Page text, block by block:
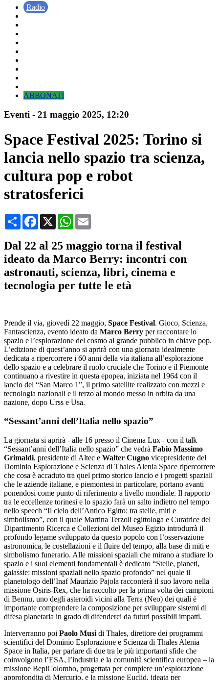
Radio
ABBONATI
Eventi - 21 maggio 2025, 12:20
Space Festival 2025: Torino si
lancia nello spazio tra scienza,
cultura pop e robot
stratosferici
CondividiFacebook
X WhatsApp
Dal 22 al 25 maggio torna il festival
ideato da Marco Berry: incontri con
astronauti, scienza, libri, cinema e
tecnologia per tutte le età
Prende il via, giovedì 22 maggio, Space Festival. Gioco, Scienza,
Fantascienza, evento ideato da Marco Berry per raccontare lo
spazio e l’esplorazione del cosmo al grande pubblico in chiave pop.
L’edizione di quest’anno si aprirà con una giornata idealmente
dedicata a ripercorrere i 60 anni della via italiana all’esplorazione
dello spazio e a celebrare il ruolo cruciale che Torino e il Piemonte
continuano a rivestire in questa epopea, iniziata nel 1964 con il
lancio del “San Marco 1”, il primo satellite realizzato con mezzi e
tecnologia nazionali e il terzo al mondo messo in orbita da una
nazione, dopo Urss e Usa.
“Sessant’anni dell’Italia nello spazio”
La giornata si aprirà - alle 16 presso il Cinema Lux - con il talk
“Sessant’anni dell’Italia nello spazio” che vedrà Fabio Massimo
Grimaldi, presidente di Altec e Walter Cugno vicepresidente del
Dominio Esplorazione e Scienza di Thales Alenia Space ripercorrere
che cosa è accaduto tra quel primo storico lancio e i progetti spaziali
che le aziende italiane, e piemontesi in particolare, portano avanti
ponendosi come punto di riferimento a livello mondiale. Il rapporto
tra le eccellenze torinesi e lo spazio farà un salto indietro nel tempo
nello speech “Il cielo dell’Antico Egitto: tra stelle, miti e
simbolismo”, con il quale Martina Terzoli egittologa e Curatrice del
Dipartimento Ricerca e Collezioni del Museo Egizio introdurrà il
profondo legame sviluppato da questo popolo con l’osservazione
astronomica, le costellazioni e il fluire del tempo, alla base di miti e
simbolismo funerario. Alle missioni spaziali che mirano a studiare lo
spazio e i suoi elementi fondamentali è dedicato “Stelle, pianeti,
galassie: missioni spaziali nello spazio profondo” nel quale il
planetologo dell’Inaf Maurizio Pajola racconterà il suo lavoro nella
missione Osiris-Rex, che ha raccolto per la prima volta dei campioni
di Bennu, uno degli asteroidi vicini alla Terra (Neo) dei quali è
importante comprendere la composizione per sviluppare sistemi di
difesa planetaria in grado di difenderci da futuri possibili impatti.
Interverranno poi Paolo Musi di Thales, direttore dei programmi
scientifici del Dominio Esplorazione e Scienza di Thales Alenia
Space in Italia, per parlare di due tra le più importanti sfide che
coinvolgono l’ESA, l’industria e la comunità scientifica europea – la
missione BepiColombo, progettata per compiere un’esplorazione
approfondita di Mercurio, e la missione Euclid, ideata per